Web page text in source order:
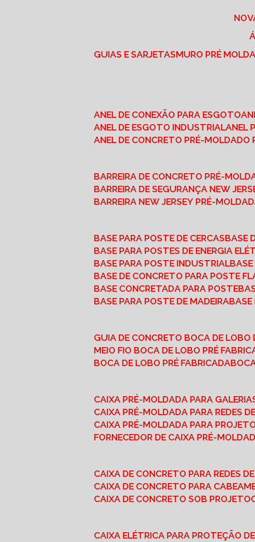
GUIAS E SARJETAS
MURO PRÉ
ANEL DE CONEXÃO PARA ESGOTO
ANEL DE ESGOTO INDUSTRIAL
ANEL DE CONCRETO PRÉ-
BARREIRA DE CONCRETO PRÉ-
BARREIRA DE SEGURANÇA NEW
BARREIRA NEW JERSEY PRÉ-
BASE PARA POSTE DE CERCAS
BASE PARA POSTES DE ENERGIA
BASE PARA POSTE INDUSTRIAL
BASE DE CONCRETO PARA POSTE
BASE CONCRETADA PARA POSTE
BASE PARA POSTE DE MADEIRA
GUIA DE CONCRETO BOCA DE
MEIO FIO BOCA DE LOBO PRÉ
BOCA DE LOBO PRÉ FABRICADA
CAIXA PRÉ-MOLDADA PARA
CAIXA PRÉ-MOLDADA PARA REDES
CAIXA PRÉ-MOLDADA PARA
FORNECEDOR DE CAIXA PRÉ-
CAIXA DE CONCRETO PARA REDES
CAIXA DE CONCRETO PARA
CAIXA DE CONCRETO SOB PROJETO
CAIXA ELÉTRICA PARA PROTEÇÃO